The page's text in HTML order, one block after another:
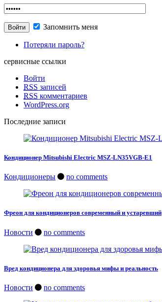
Запомнить меня
Потеряли пароль?
сервисные ссылки
Войти
RSS записей
RSS комментариев
WordPress.org
Последние записи
Кондиционер Mitsubishi Electric MSZ-LN35VGB-E1
Кондиционеры no comments
Фреон для кондиционеров современный и устаревший
Новости no comments
Вред кондиционера для здоровья мифы и реальность
Новости no comments